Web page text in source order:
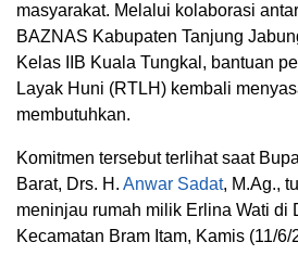
masyarakat. Melalui kolaborasi
BAZNAS Kabupaten Tanjung
Kelas IIB Kuala Tungkal, bantuan
Layak Huni (RTLH) kembali
membutuhkan.
Komitmen tersebut terlihat saat
Barat, Drs. H. Anwar Sadat, M.Ag.,
meninjau rumah milik Erlina Wati di
Kecamatan Bram Itam, Kamis (11/6/